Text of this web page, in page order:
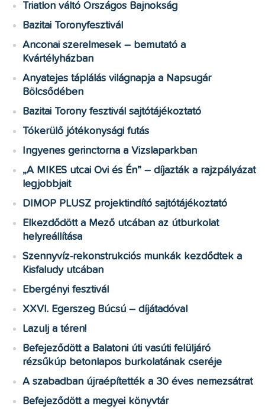
Triatlon váltó Országos Bajnokság
Bazitai Toronyfesztivál
Anconai szerelmesek – bemutató a
Kvártélyházban
Anyatejes táplálás világnapja a Napsugár
Bölcsődében
Bazitai Torony fesztivál sajtótájékoztató
Tókerülő jótékonysági futás
Ingyenes gerinctorna a Vizslaparkban
„A MIKES utcai Ovi és Én” – díjazták a rajzpályázat
legjobbjait
DIMOP PLUSZ projektindító sajtótájékoztató
Elkezdődött a Mező utcában az útburkolat
helyreállítása
Szennyvíz-rekonstrukciós munkák kezdődtek a
Kisfaludy utcában
Ebergényi fesztivál
XXVI. Egerszeg Búcsú – díjátadóval
Lazulj a téren!
Befejeződött a Balatoni úti vasúti felüljáró
rézsűkúp betonlapos burkolatának cseréje
A szabadban újraépítették a 30 éves nemezsátrat
Befejeződött a megyei könyvtár